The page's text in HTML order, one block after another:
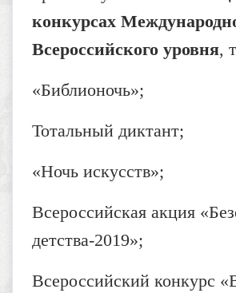
конкурсах
Всероссийского уровня,
«Библионочь»;
Тотальный диктант;
«Ночь искусств»;
Всероссийская акция
детства-2019»;
Всероссийский конкурс